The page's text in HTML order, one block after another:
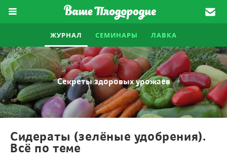
ЖУРНАЛ СЕМИНАРЫ ЛАВКА
Секреты здоровых урожаев
Сидераты (зелёные удобрения).
Всё по теме